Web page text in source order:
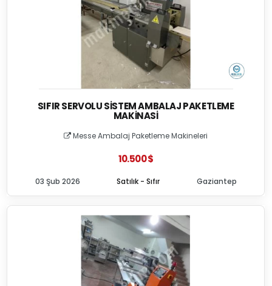
SIFIR SERVOLU SISTEM AMBALAJ PAKETLEME
MAKINASI
Messe Ambalaj Paketleme Makineleri
10.500 $
Satılık - Sıfır
03 Şub 2026 Gaziantep